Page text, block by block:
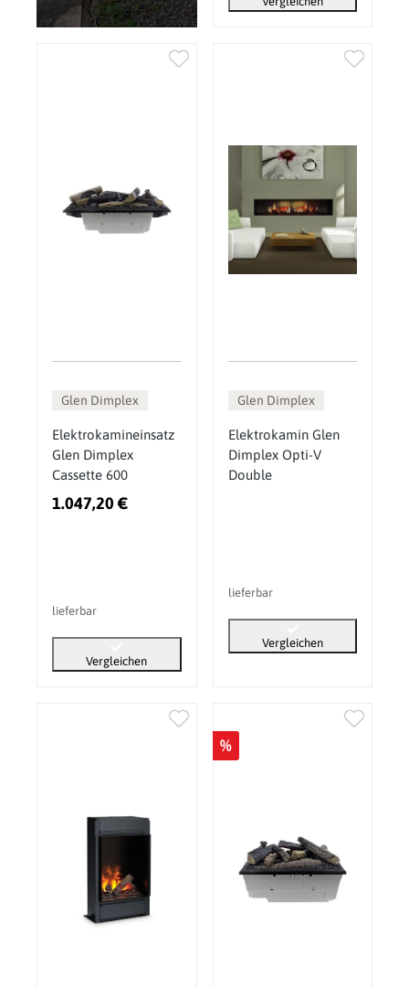
Glen Dimplex
Elektrokamineinsatz
Glen Dimplex
Cassette 600
1.047,20 €
lieferbar
Vergleichen
Glen Dimplex
Elektrokamin Glen
Dimplex Opti-V
Double
lieferbar
Vergleichen
%